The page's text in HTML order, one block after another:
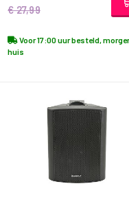
€ 27,99
Voor 17:00 uur besteld,
huis